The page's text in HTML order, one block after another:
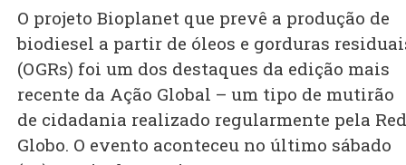
O projeto Bioplanet que prevê a produção de
biodiesel a partir de óleos e gorduras
(OGRs) foi um dos destaques da edição mais
recente da Ação Global – um tipo de mutirão
de cidadania realizado regularmente pela
Globo. O evento aconteceu no último sábado